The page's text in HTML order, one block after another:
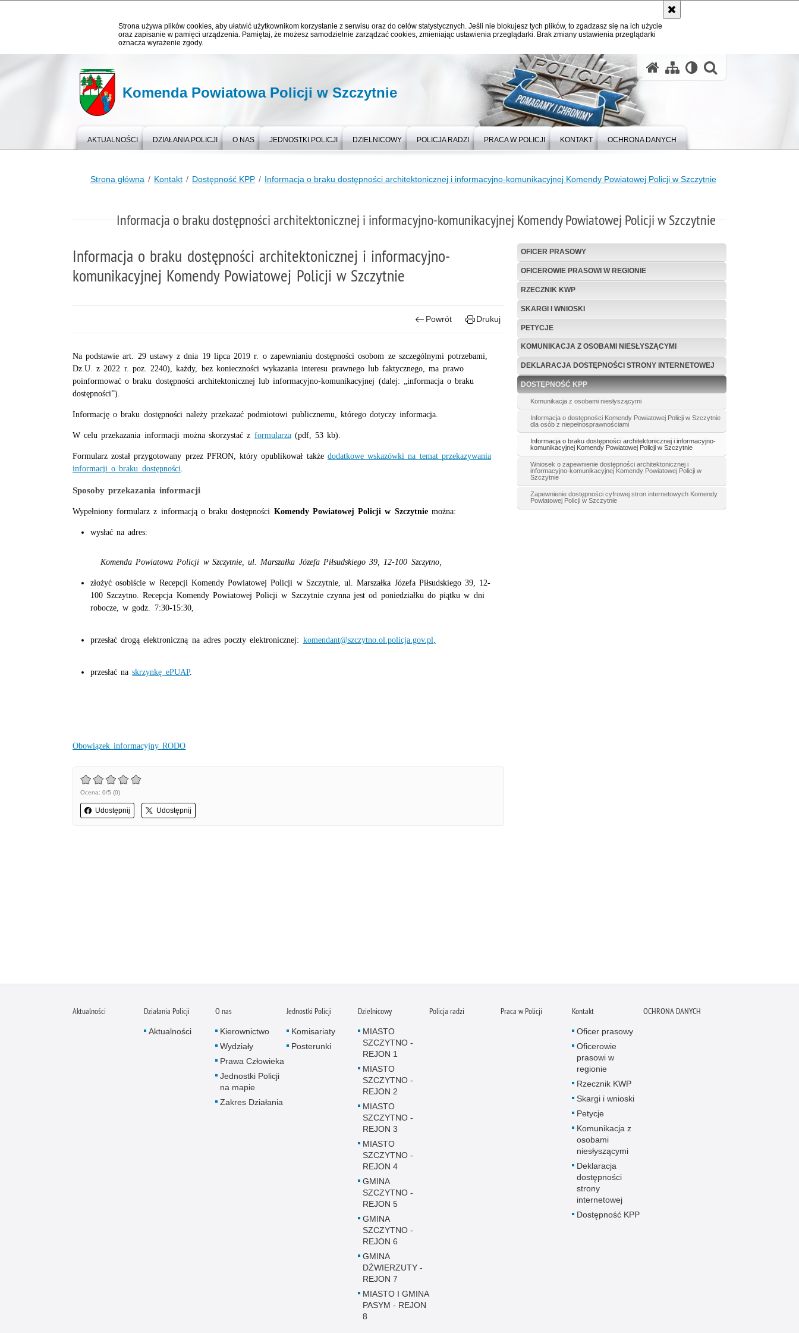
Strona używa plików cookies, aby ułatwić użytkownikom korzystanie z serwisu oraz do celów statystycznych. Jeśli nie blokujesz tych plików, to zgadzasz się na ich użycie
oraz zapisanie w pamięci urządzenia. Pamiętaj, że możesz samodzielnie zarządzać cookies, zmieniając ustawienia przeglądarki. Brak zmiany ustawienia przeglądarki
oznacza wyrażenie zgody.
Komenda Powiatowa Policji w Szczytnie
AKTUALNOŚCI DZIAŁANIA POLICJI O NAS JEDNOSTKI POLICJI DZIELNICOWY POLICJA RADZI PRACA W POLICJI KONTAKT OCHRONA DANYCH
Strona główna Kontakt Dostępność KPP Informacja o braku dostępności architektonicznej i informacyjno-komunikacyjnej Komendy Powiatowej Policji w Szczytnie
Informacja o braku dostępności architektonicznej i informacyjno-komunikacyjnej Komendy Powiatowej Policji w Szczytnie
OFICER PRASOWY
OFICEROWIE PRASOWI W REGIONIE
RZECZNIK KWP
SKARGI I WNIOSKI
PETYCJE
KOMUNIKACJA Z OSOBAMI NIESŁYSZĄCYMI
DEKLARACJA DOSTĘPNOŚCI STRONY INTERNETOWEJ
DOSTĘPNOŚĆ KPP
Komunikacja z osobami niesłyszącymi
Informacja o dostępności Komendy Powiatowej Policji w Szczytnie
dla osób z niepełnosprawnościami
Informacja o braku dostępności architektonicznej i informacyjno-
komunikacyjnej Komendy Powiatowej Policji w Szczytnie
Wniosek o zapewnienie dostępności architektonicznej i
informacyjno-komunikacyjnej Komendy Powiatowej Policji w
Szczytnie
Zapewnienie dostępności cyfrowej stron internetowych Komendy
Powiatowej Policji w Szczytnie
Informacja o braku dostępności architektonicznej i informacyjno-
komunikacyjnej Komendy Powiatowej Policji w Szczytnie
Powrót Drukuj
Na podstawie art. 29 ustawy z dnia 19 lipca 2019 r. o zapewnianiu dostępności osobom ze szczególnymi potrzebami,
Dz.U. z 2022 r. poz. 2240), każdy, bez konieczności wykazania interesu prawnego lub faktycznego, ma prawo
poinformować o braku dostępności architektonicznej lub informacyjno-komunikacyjnej (dalej: „informacja o braku
dostępności”).
Informację o braku dostępności należy przekazać podmiotowi publicznemu, którego dotyczy informacja.
W celu przekazania informacji można skorzystać z formularza(pdf, 53 kb).
Formularz został przygotowany przez PFRON, który opublikował także dodatkowe wskazówki na temat przekazywania
informacji o braku dostępności.
Sposoby przekazania informacji
Wypełniony formularz z informacją o braku dostępności Komendy Powiatowej Policji w Szczytnie można:
wysłać na adres:
Komenda Powiatowa Policji w Szczytnie, ul. Marszałka Józefa Piłsudskiego 39, 12-100 Szczytno,
złożyć osobiście w Recepcji Komendy Powiatowej Policji w Szczytnie, ul. Marszałka Józefa Piłsudskiego 39, 12-
100 Szczytno. Recepcja Komendy Powiatowej Policji w Szczytnie czynna jest od poniedziałku do piątku w dni
robocze, w godz. 7:30-15:30,
przesłać drogą elektroniczną na adres poczty elektronicznej: komendant@szczytno.ol.policja.gov.pl,
przesłać naskrzynkę ePUAP.
Obowiązek informacyjny RODO
Ocena: 0/5 (0)
Udostępnij Udostępnij
Aktualności Działania Policji
Aktualności
O nas
Kierownictwo
Wydziały
Prawa Człowieka
Jednostki Policji
na mapie
Zakres Działania
Jednostki Policji
Komisariaty
Posterunki
Dzielnicowy
MIASTO
SZCZYTNO -
REJON 1
MIASTO
SZCZYTNO -
REJON 2
MIASTO
SZCZYTNO -
REJON 3
MIASTO
SZCZYTNO -
REJON 4
GMINA
SZCZYTNO -
REJON 5
GMINA
SZCZYTNO -
REJON 6
GMINA
DŹWIERZUTY -
REJON 7
MIASTO I GMINA
PASYM - REJON
8
Policja radzi Praca w Policji Kontakt
Oficer prasowy
Oficerowie
prasowi w
regionie
Rzecznik KWP
Skargi i wnioski
Petycje
Komunikacja z
osobami
niesłyszącymi
Deklaracja
dostępności
strony
internetowej
Dostępność KPP
OCHRONA DANYCH